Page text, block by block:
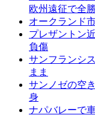
欧州遠征で全勝
オークランド
プレザントン
負傷
サンフランシ
まま
サンノゼの空
身
ナパバレーで